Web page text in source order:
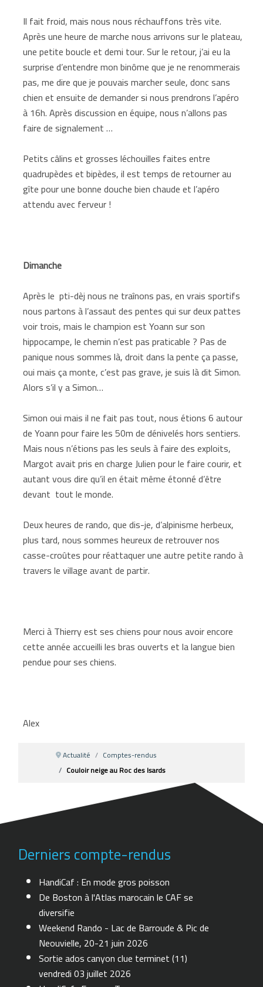
Il fait froid, mais nous nous réchauffons très vite.
Après une heure de marche nous arrivons sur le plateau,
une petite boucle et demi tour. Sur le retour, j’ai eu la
surprise d’entendre mon binôme que je ne renommerais
pas, me dire que je pouvais marcher seule, donc sans
chien et ensuite de demander si nous prendrons l’apéro
à 16h. Après discussion en équipe, nous n’allons pas
faire de signalement …
Petits câlins et grosses léchouilles faites entre
quadrupèdes et bipèdes, il est temps de retourner au
gîte pour une bonne douche bien chaude et l’apéro
attendu avec ferveur !
Dimanche
Après le pti-dèj nous ne traînons pas, en vrais sportifs
nous partons à l’assaut des pentes qui sur deux pattes
voir trois, mais le champion est Yoann sur son
hippocampe, le chemin n’est pas praticable ? Pas de
panique nous sommes là, droit dans la pente ça passe,
oui mais ça monte, c’est pas grave, je suis là dit Simon.
Alors s’il y a Simon…
Simon oui mais il ne fait pas tout, nous étions 6 autour
de Yoann pour faire les 50m de dénivelés hors sentiers.
Mais nous n’étions pas les seuls à faire des exploits,
Margot avait pris en charge Julien pour le faire courir, et
autant vous dire qu’il en était même étonné d’être
devant tout le monde.
Deux heures de rando, que dis-je, d’alpinisme herbeux,
plus tard, nous sommes heureux de retrouver nos
casse-croûtes pour réattaquer une autre petite rando à
travers le village avant de partir.
Merci à Thierry est ses chiens pour nous avoir encore
cette année accueilli les bras ouverts et la langue bien
pendue pour ses chiens.
Alex
Actualité
Comptes-rendus
Couloir neige au Roc des Isards
Derniers compte-rendus
HandiCaf : En mode gros poisson
De Boston à l'Atlas marocain le CAF se
diversifie
Weekend Rando - Lac de Barroude & Pic de
Neouvielle, 20-21 juin 2026
Sortie ados canyon clue terminet (11)
vendredi 03 juillet 2026